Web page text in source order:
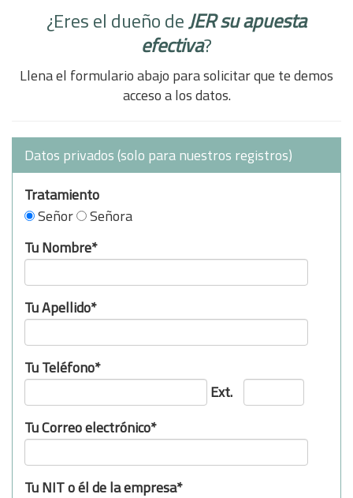
¿Eres el dueño deJER su apuesta
efectiva?
Llena el formulario abajo para solicitar que te demos
acceso a los datos.
Datos privados (solo para nuestros registros)
Tratamiento
Señor
Señora
Tu Nombre*
Tu Apellido*
Tu Teléfono*
Ext.
Tu Correo electrónico*
Tu NIT o él de la empresa*